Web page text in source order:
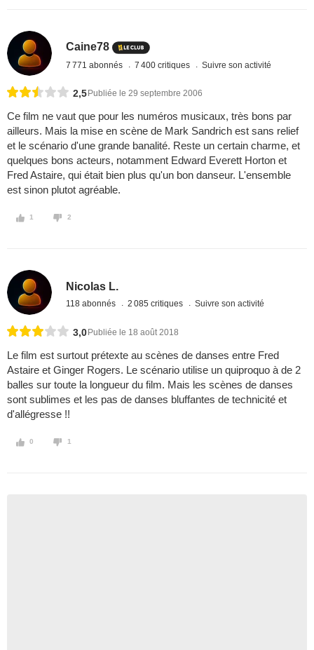
Caine78
7 771 abonnés 7 400 critiques Suivre son activité
2,5 Publiée le 29 septembre 2006
Ce film ne vaut que pour les numéros musicaux, très bons par
ailleurs. Mais la mise en scène de Mark Sandrich est sans relief
et le scénario d'une grande banalité. Reste un certain charme, et
quelques bons acteurs, notamment Edward Everett Horton et
Fred Astaire, qui était bien plus qu'un bon danseur. L'ensemble
est sinon plutot agréable.
1 2
Nicolas L.
118 abonnés 2 085 critiques Suivre son activité
3,0 Publiée le 18 août 2018
Le film est surtout prétexte au scènes de danses entre Fred
Astaire et Ginger Rogers. Le scénario utilise un quiproquo à de 2
balles sur toute la longueur du film. Mais les scènes de danses
sont sublimes et les pas de danses bluffantes de technicité et
d'allégresse !!
0 1